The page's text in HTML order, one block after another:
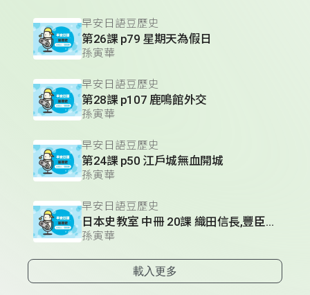
早安日語豆歷史
第26課 p79 星期天為假日
孫寅華
早安日語豆歷史
第28課 p107 鹿鳴館外交
孫寅華
早安日語豆歷史
第24課 p50 江戶城無血開城
孫寅華
早安日語豆歷史
日本史教室 中冊 20課 織田信長,豐臣秀吉,德川家康的人物性格
孫寅華
載入更多